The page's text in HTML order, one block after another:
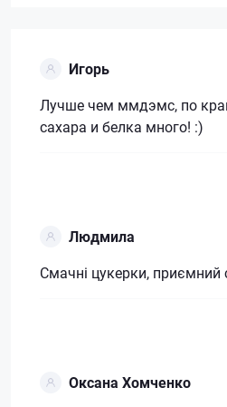
Игорь
Лучше чем ммдэмс, по
сахара и белка много! :)
Людмила
Смачні цукерки, приємний
Оксана Хомченко